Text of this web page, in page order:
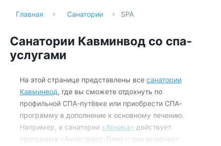
Главная Санатории SPA
Санатории Кавминвод со спа-
услугами
На этой странице представлены все санатории
Кавминвод, где вы сможете отдохнуть по
профильной СПА-путёвке или приобрести СПА-
программу в дополнение к основному лечению.
Например, в санатории «Арника» действует
программа «Антистресс-Плюс»: она включает